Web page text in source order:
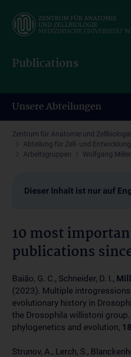
main
Publications
Unsere Abteilungen
Zentrum für Anatomie und Zellbiologie
Abteilung für Zell- und
Arbeitsgruppen
Wolfgang Miller
Dieser Inhalt ist nur auf
10 most
publications
Baião, G. C., Schneider, D. I.,
(2023). Multiple
evolutionary history in
the Drosophila willistoni
phylogenetics and evolution,
Strunov, A., Lerch, S.,